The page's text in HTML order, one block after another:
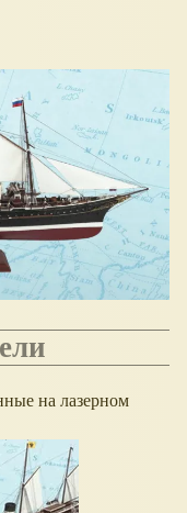
на лазерном